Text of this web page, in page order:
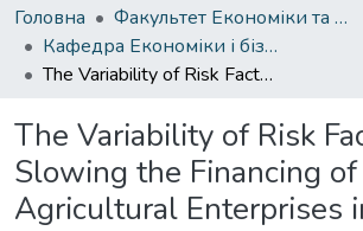
Головна
Факультет Економіки та бізнесу
Кафедра Економіки і бізнесу
The Variability of Risk Factors of Slowing the Financing of Agricultural Enterprises in Ukraine
The Variability of Risk
Slowing the Financing of
Agricultural Enterprises